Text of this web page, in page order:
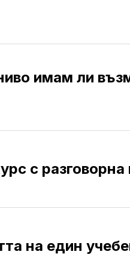
имам ли
с
на един